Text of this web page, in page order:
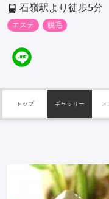
石嶺駅より徒歩5分
エステ 脱毛
トップ ギャラリー